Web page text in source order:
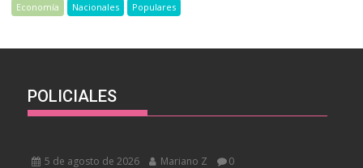
Economía Nacionales Populares
POLICIALES
5 de agosto de 2026 Mariano Z 0